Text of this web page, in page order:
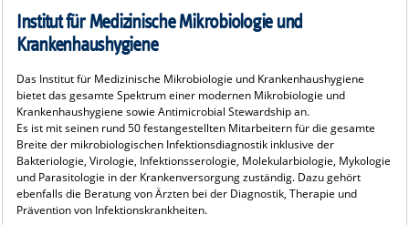
Institut für Medizinische Mikrobiologie und
Krankenhaushygiene
Das Institut für Medizinische Mikrobiologie und Krankenhaushygiene
bietet das gesamte Spektrum einer modernen Mikrobiologie und
Krankenhaushygiene sowie Antimicrobial Stewardship an.
Es ist mit seinen rund 50 festangestellten Mitarbeitern für die gesamte
Breite der mikrobiologischen Infektionsdiagnostik inklusive der
Bakteriologie, Virologie, Infektionsserologie, Molekularbiologie, Mykologie
und Parasitologie in der Krankenversorgung zuständig. Dazu gehört
ebenfalls die Beratung von Ärzten bei der Diagnostik, Therapie und
Prävention von Infektionskrankheiten.